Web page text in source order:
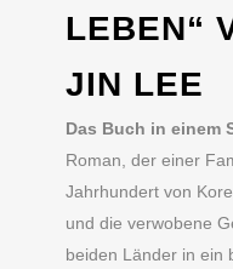
LEBEN“
JIN LEE
Das Buch in einem
Roman, der einer
Jahrhundert von
und die verwobene
beiden Länder in ein